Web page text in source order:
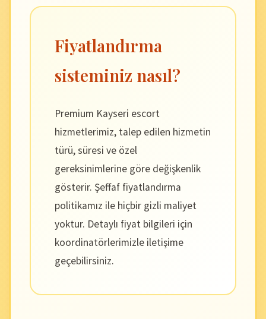
Fiyatlandırma
sisteminiz nasıl?
Premium Kayseri escort
hizmetlerimiz, talep edilen hizmetin
türü, süresi ve özel
gereksinimlerine göre değişkenlik
gösterir. Şeffaf fiyatlandırma
politikamız ile hiçbir gizli maliyet
yoktur. Detaylı fiyat bilgileri için
koordinatörlerimizle iletişime
geçebilirsiniz.